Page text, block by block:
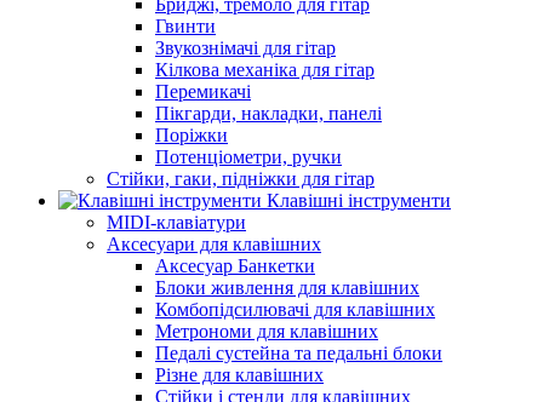
Бриджі, тремоло для гітар
Гвинти
Звукознімачі для гітар
Кілкова механіка для гітар
Перемикачі
Пікгарди, накладки, панелі
Поріжки
Потенціометри, ручки
Стійки, гаки, підніжки для гітар
Клавішні інструменти
MIDI-клавіатури
Аксесуари для клавішних
Аксесуар Банкетки
Блоки живлення для клавішних
Комбопідсилювачі для клавішних
Метрономи для клавішних
Педалі сустейна та педальні блоки
Різне для клавішних
Стійки і стенди для клавішних